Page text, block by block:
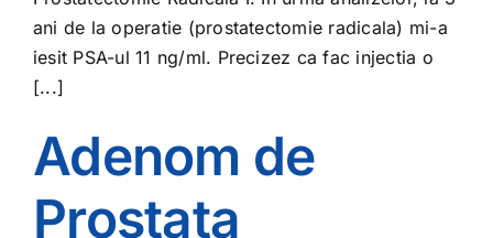
ani de la operatie (prostatectomie radicala) mi-a
iesit PSA-ul 11 ng/ml. Precizez ca fac injectia o
[...]
Adenom de
Prostata